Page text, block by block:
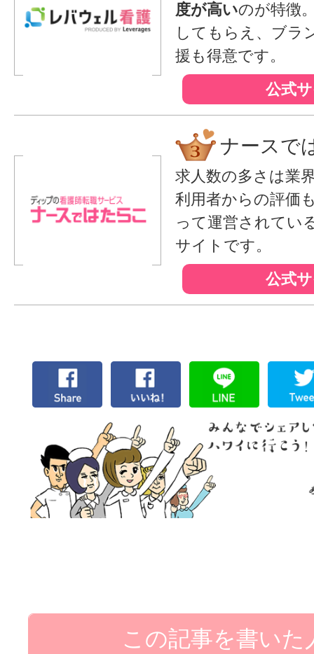
度が高いのが特徴
してもらえ、ブラ
援も得意です。
公式
ナースで
求人数の多さは業
利用者からの評価
って運営されてい
サイトです。
公式